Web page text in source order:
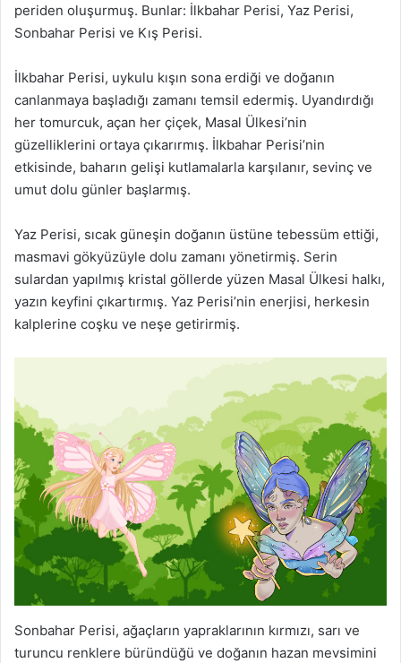
periden oluşurmuş. Bunlar: İlkbahar Perisi, Yaz Perisi,
Sonbahar Perisi ve Kış Perisi.
İlkbahar Perisi, uykulu kışın sona erdiği ve doğanın
canlanmaya başladığı zamanı temsil edermiş. Uyandırdığı
her tomurcuk, açan her çiçek, Masal Ülkesi’nin
güzelliklerini ortaya çıkarırmış. İlkbahar Perisi’nin
etkisinde, baharın gelişi kutlamalarla karşılanır, sevinç ve
umut dolu günler başlarmış.
Yaz Perisi, sıcak güneşin doğanın üstüne tebessüm ettiği,
masmavi gökyüzüyle dolu zamanı yönetirmiş. Serin
sulardan yapılmış kristal göllerde yüzen Masal Ülkesi halkı,
yazın keyfini çıkartırmış. Yaz Perisi’nin enerjisi, herkesin
kalplerine coşku ve neşe getirirmiş.
Sonbahar Perisi, ağaçların yapraklarının kırmızı, sarı ve
turuncu renklere büründüğü ve doğanın hazan mevsimini